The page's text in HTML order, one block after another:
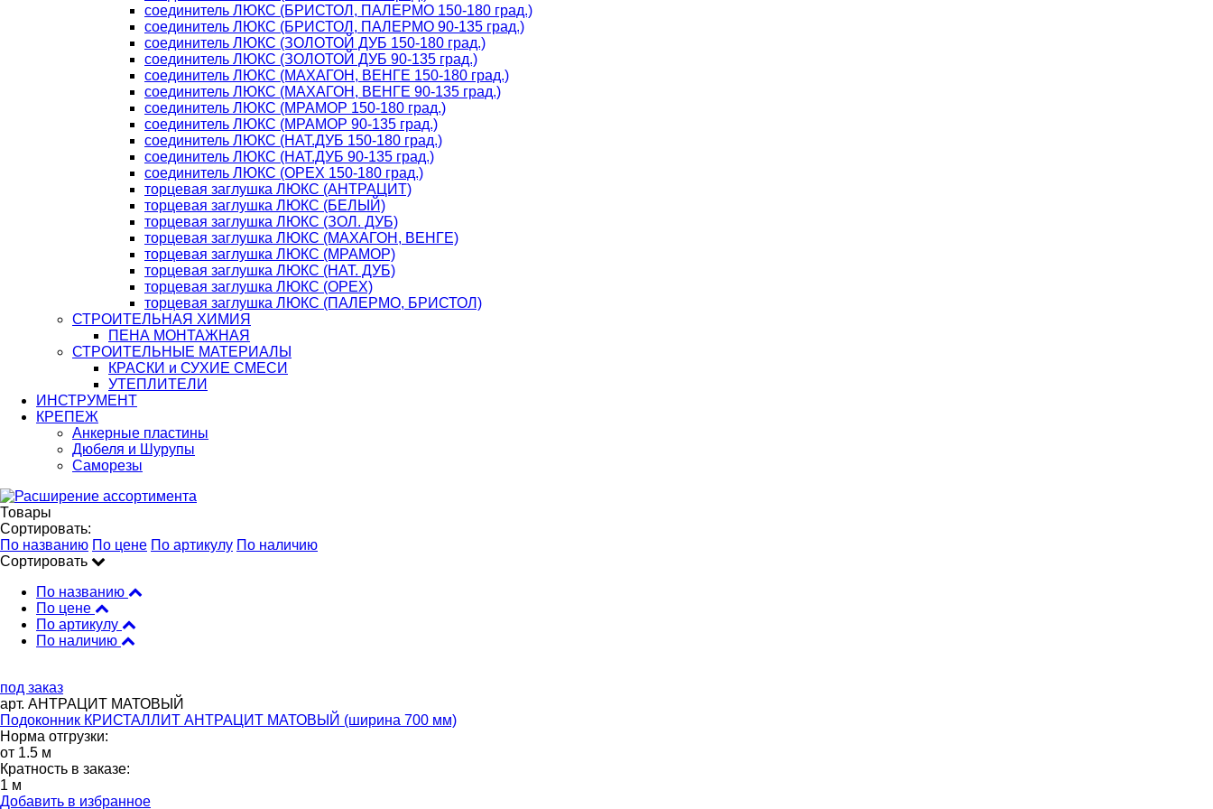
соединитель ЛЮКС (БРИСТОЛ, ПАЛЕРМО 150-180 град.)
соединитель ЛЮКС (БРИСТОЛ, ПАЛЕРМО 90-135 град.)
соединитель ЛЮКС (ЗОЛОТОЙ ДУБ 150-180 град.)
соединитель ЛЮКС (ЗОЛОТОЙ ДУБ 90-135 град.)
соединитель ЛЮКС (МАХАГОН, ВЕНГЕ 150-180 град.)
соединитель ЛЮКС (МАХАГОН, ВЕНГЕ 90-135 град.)
соединитель ЛЮКС (МРАМОР 150-180 град.)
соединитель ЛЮКС (МРАМОР 90-135 град.)
соединитель ЛЮКС (НАТ.ДУБ 150-180 град.)
соединитель ЛЮКС (НАТ.ДУБ 90-135 град.)
соединитель ЛЮКС (ОРЕХ 150-180 град.)
торцевая заглушка ЛЮКС (АНТРАЦИТ)
торцевая заглушка ЛЮКС (БЕЛЫЙ)
торцевая заглушка ЛЮКС (ЗОЛ. ДУБ)
торцевая заглушка ЛЮКС (МАХАГОН, ВЕНГЕ)
торцевая заглушка ЛЮКС (МРАМОР)
торцевая заглушка ЛЮКС (НАТ. ДУБ)
торцевая заглушка ЛЮКС (ОРЕХ)
торцевая заглушка ЛЮКС (ПАЛЕРМО, БРИСТОЛ)
СТРОИТЕЛЬНАЯ ХИМИЯ
ПЕНА МОНТАЖНАЯ
СТРОИТЕЛЬНЫЕ МАТЕРИАЛЫ
КРАСКИ и СУХИЕ СМЕСИ
УТЕПЛИТЕЛИ
ИНСТРУМЕНТ
КРЕПЕЖ
Анкерные пластины
Дюбеля и Шурупы
Саморезы
Товары
Сортировать:
По названию По цене По артикулу По наличию
Сортировать
По названию
По цене
По артикулу
По наличию
под заказ
арт. АНТРАЦИТ МАТОВЫЙ
Подоконник КРИСТАЛЛИТ АНТРАЦИТ МАТОВЫЙ (ширина 700 мм)
Норма отгрузки:
от 1.5 м
Кратность в заказе:
1 м
Добавить в избранное